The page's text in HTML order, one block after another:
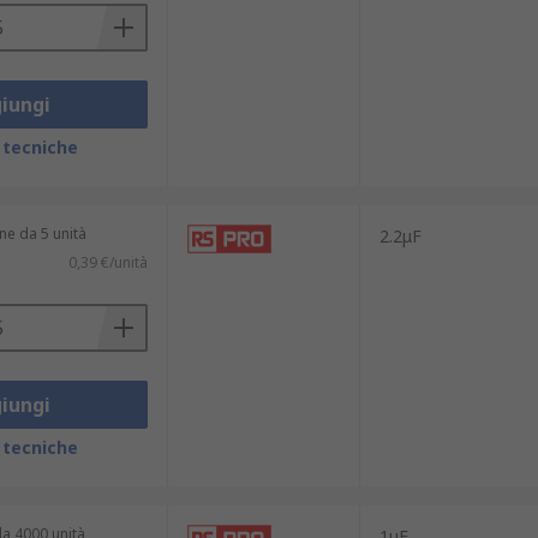
tecniche
da 5 unità
0,39 €/unità
tecniche
2.2μF
4000 unità